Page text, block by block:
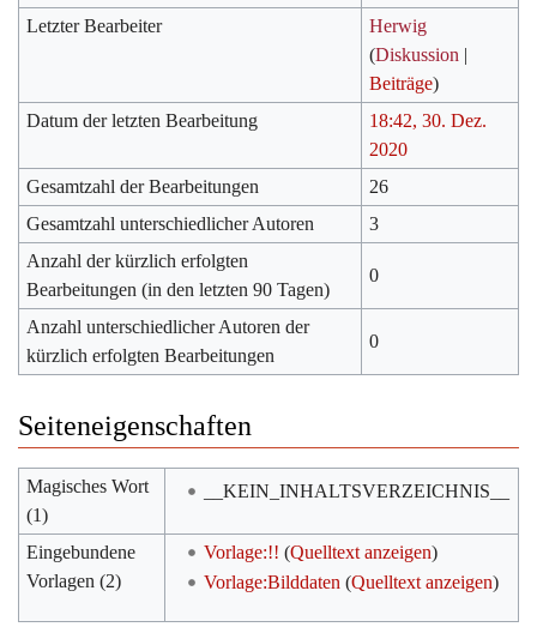
Letzter Bearbeiter
Herwig
(Diskussion |
Beiträge)
Datum der letzten Bearbeitung
18:42, 30. Dez.
2020
Gesamtzahl der Bearbeitungen
26
Gesamtzahl unterschiedlicher Autoren
3
Anzahl der kürzlich erfolgten
Bearbeitungen (in den letzten 90 Tagen)
0
Anzahl unterschiedlicher Autoren der
kürzlich erfolgten Bearbeitungen
0
Seiteneigenschaften
Magisches Wort
(1)
__KEIN_INHALTSVERZEICHNIS__
Eingebundene
Vorlagen (2)
Vorlage:!! (Quelltext anzeigen)
Vorlage:Bilddaten (Quelltext anzeigen)